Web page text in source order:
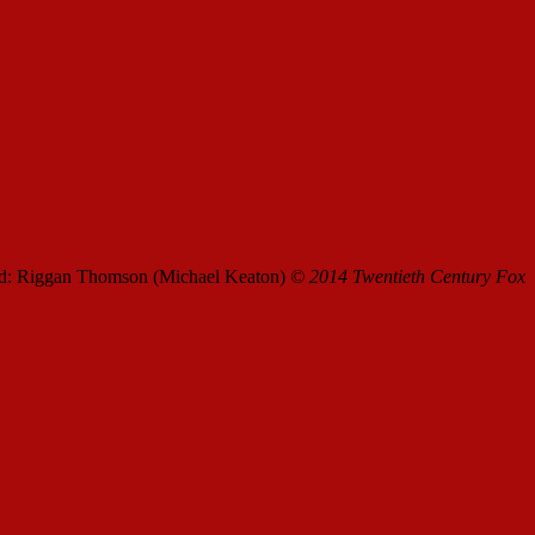
Riggan Thomson (Michael Keaton) © 2014 Twentieth Century Fox